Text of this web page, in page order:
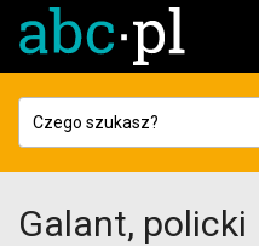
Galant, policki